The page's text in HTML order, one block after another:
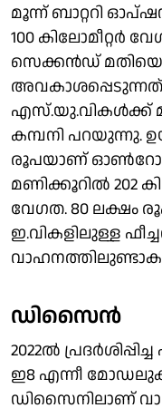
മൂന്ന് ബാറ്ററി
100 കിലോമീറ്റര്‍
സെക്കന്‍ഡ്
അവകാശപ്പെടുന്നത്.
എസ്.യു.വികള്‍ക്ക്
കമ്പനി പറയുന്നു.
രൂപയാണ്
മണിക്കൂറില്‍ 202
വേഗത. 80 ലക്ഷം
ഇ.വികളിലുള്ള
ഡിസൈന്‍
2022ല്‍
ഇ8 എന്നീ
ഡിസൈനിലാണ്